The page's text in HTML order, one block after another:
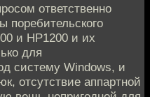
ответственно
поребительского
и HP1200 и их
для
систему Windows, и
отсутствие аппартной